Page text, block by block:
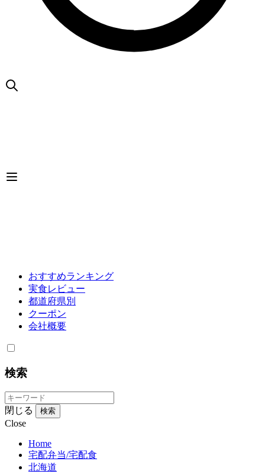
おすすめランキング
実食レビュー
都道府県別
クーポン
会社概要
検索
閉じる 検索
Close
Home
宅配弁当/宅配食
北海道